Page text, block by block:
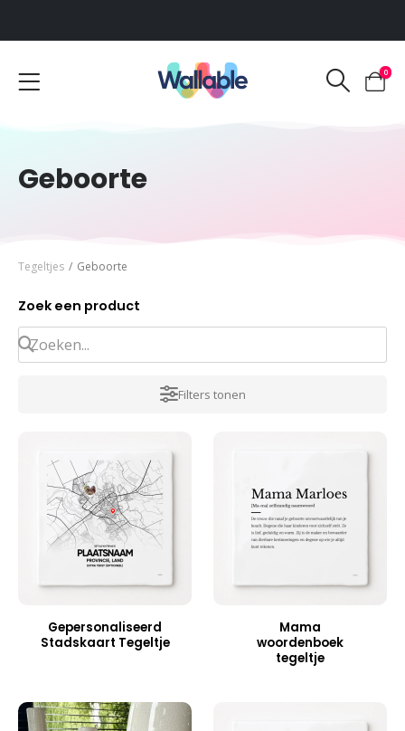
Voor 12:00 uur besteld, dezelfde werkdag verzonden
0
Geboorte
Tegeltjes / Geboorte
Zoek een product
Filters tonen
Gepersonaliseerd
Stadskaart Tegeltje
Mama
woordenboek
tegeltje